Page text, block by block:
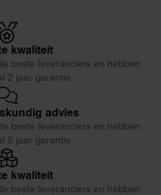
kwaliteit
beste leveranciers en hebben
2 jaar garantie
advies
beste leveranciers en hebben
2 jaar garantie
kwaliteit
beste leveranciers en hebben